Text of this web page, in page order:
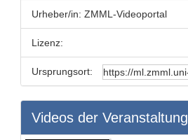
Urheber/in: ZMML-Videoportal
Lizenz:
Ursprungsort:
Videos der Veranstaltung